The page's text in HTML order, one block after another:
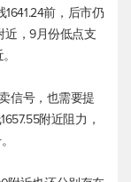
前，后市仍
近，9月份低点支
信号，也需要提
附近阻力，